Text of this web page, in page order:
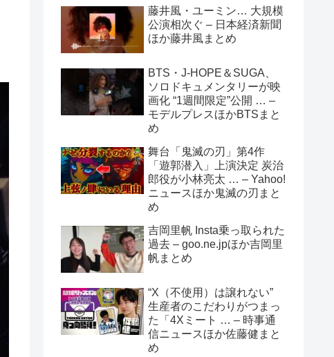
藤井風・ユーミン… 大規模
公演相次ぐ – 日本経済新聞
ほか藤井風まとめ
BTS・J-HOPE＆SUGA、
ソロドキュメンタリーが映
画化 “1週間限定”公開 … –
モデルプレスほかBTSまと
め
舞台「鬼滅の刃」第4作
「遊郭潜入」上演決定 炭治
郎役が小林亮太 … – Yahoo!
ニュースほか鬼滅の刃まと
め
吉岡里帆 Insta乗っ取られた
過去 – goo.ne.jpほか吉岡里
帆まとめ
“X（不使用）は譲れない”
生産者のこだわりがつまっ
た「4Xミート … – 時事通
信ニュースほか佐藤健まと
め